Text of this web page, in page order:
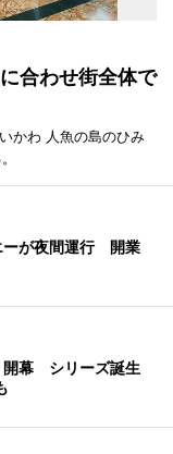
合わせ街全体で
かわ 人魚の島のひみ
ーが夜間運行 開業
開幕 シリーズ誕生